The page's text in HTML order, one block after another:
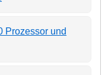
Prozessor und